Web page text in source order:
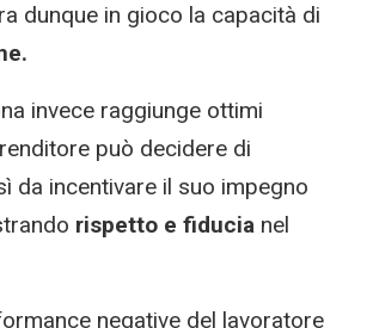
dunque in gioco la capacità di
invece raggiunge ottimi
può decidere di
da incentivare il suo impegno
rispetto e fiducia nel
negative del lavoratore